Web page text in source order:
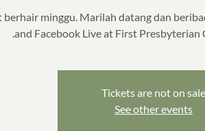
berhair minggu. Marilah datang dan
and Facebook Live at First Presbyterian
Tickets are not on sale
See other events